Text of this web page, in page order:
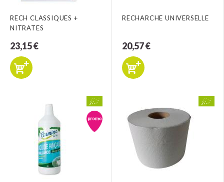
RECH CLASSIQUES +
NITRATES
23,15 €
RECHARCHE UNIVERSELLE
20,57 €